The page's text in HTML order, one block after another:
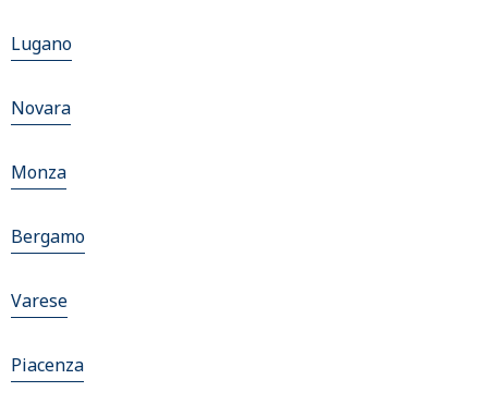
Lugano
Novara
Monza
Bergamo
Varese
Piacenza